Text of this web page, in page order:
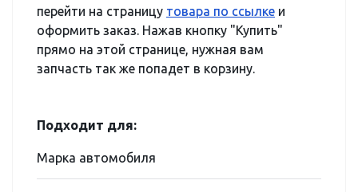
перейти на страницу товара по ссылке и
оформить заказ. Нажав кнопку "Купить"
прямо на этой странице, нужная вам
запчасть так же попадет в корзину.
Подходит для:
Марка автомобиля